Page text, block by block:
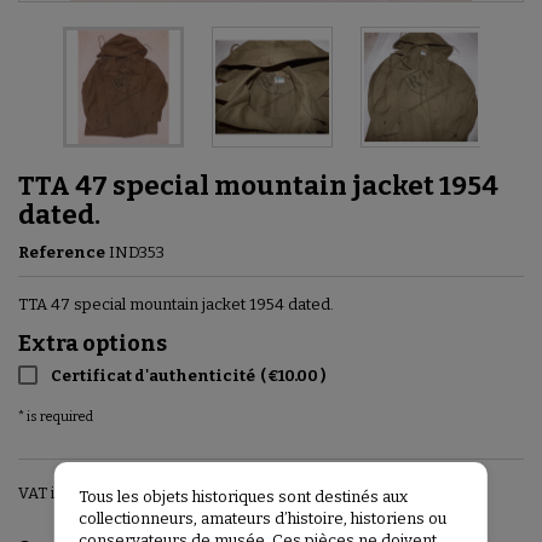
TTA 47 special mountain jacket 1954
dated.
Reference IND353
TTA 47 special mountain jacket 1954 dated.
Extra options
Certificat d'authenticité ( €10.00 )
* is required
VAT includedTous les objets historiques sont destinés aux
collectionneurs, amateurs d’histoire, historiens ou